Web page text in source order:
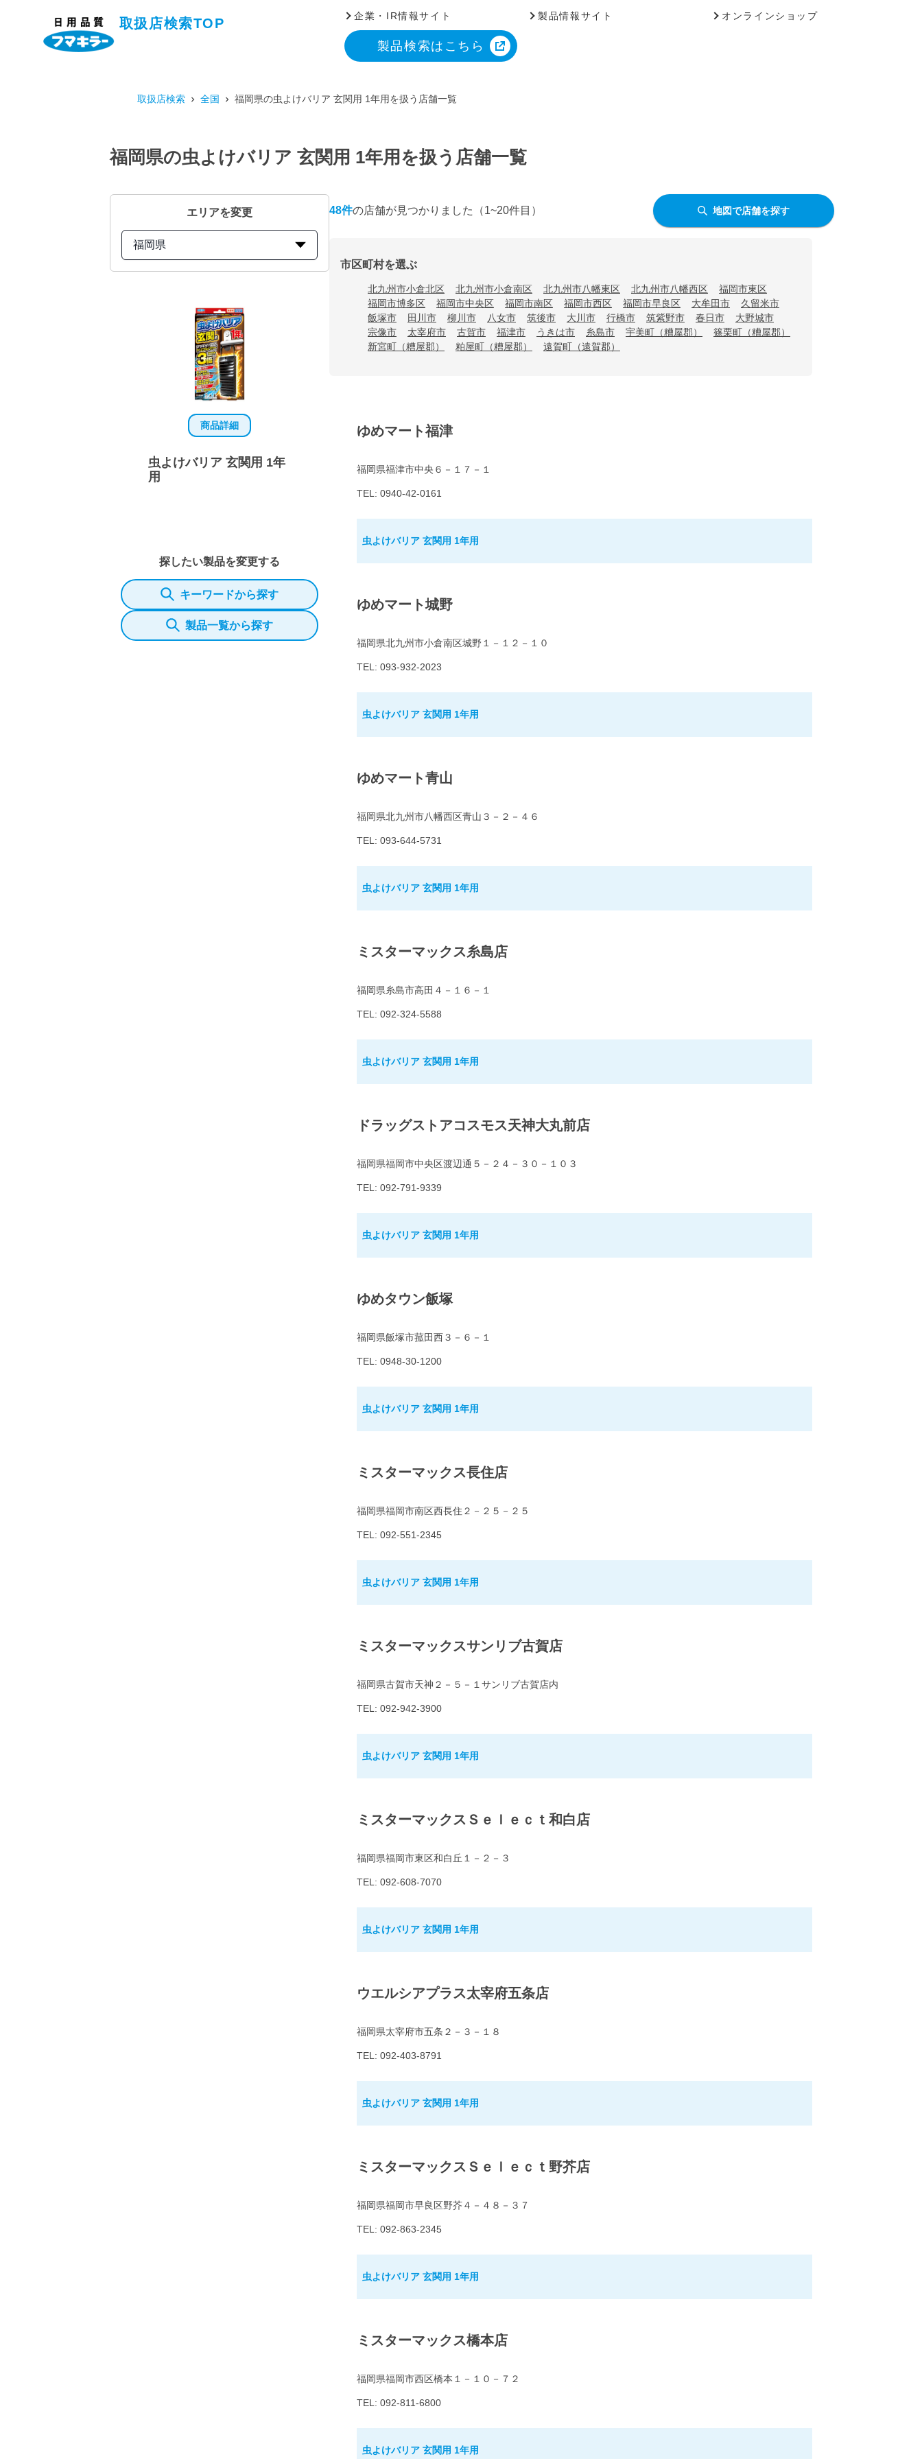
取扱店検索TOP
企業・IR情報サイト 製品情報サイト オンラインショップ
製品検索はこちら
取扱店検索 全国 福岡県の虫よけバリア 玄関用 1年用を扱う店舗一覧
福岡県の虫よけバリア 玄関用 1年用を扱う店舗一覧
エリアを変更
福岡県
商品詳細
虫よけバリア 玄関用 1年
用
探したい製品を変更する
キーワードから探す
製品一覧から探す
48件の店舗が見つかりました （1~20件目） 地図で店舗を探す
市区町村を選ぶ
北九州市小倉北区 北九州市小倉南区 北九州市八幡東区 北九州市八幡西区
福岡市東区
福岡市博多区
福岡市中央区 福岡市南区 福岡市西区 福岡市早良区 大牟田市
久留米市
飯塚市
田川市 柳川市 八女市 筑後市 大川市 行橋市 筑紫野市 春日市
大野城市
宗像市
太宰府市 古賀市 福津市 うきは市 糸島市 宇美町（糟屋郡）
篠栗町（糟屋郡）
新宮町（糟屋郡）
粕屋町（糟屋郡） 遠賀町（遠賀郡）
ゆめマート福津
福岡県福津市中央６－１７－１
TEL: 0940-42-0161
虫よけバリア 玄関用 1年用
ゆめマート城野
福岡県北九州市小倉南区城野１－１２－１０
TEL: 093-932-2023
虫よけバリア 玄関用 1年用
ゆめマート青山
福岡県北九州市八幡西区青山３－２－４６
TEL: 093-644-5731
虫よけバリア 玄関用 1年用
ミスターマックス糸島店
福岡県糸島市高田４－１６－１
TEL: 092-324-5588
虫よけバリア 玄関用 1年用
ドラッグストアコスモス天神大丸前店
福岡県福岡市中央区渡辺通５－２４－３０－１０３
TEL: 092-791-9339
虫よけバリア 玄関用 1年用
ゆめタウン飯塚
福岡県飯塚市菰田西３－６－１
TEL: 0948-30-1200
虫よけバリア 玄関用 1年用
ミスターマックス長住店
福岡県福岡市南区西長住２－２５－２５
TEL: 092-551-2345
虫よけバリア 玄関用 1年用
ミスターマックスサンリブ古賀店
福岡県古賀市天神２－５－１サンリブ古賀店内
TEL: 092-942-3900
虫よけバリア 玄関用 1年用
ミスターマックスＳｅｌｅｃｔ和白店
福岡県福岡市東区和白丘１－２－３
TEL: 092-608-7070
虫よけバリア 玄関用 1年用
ウエルシアプラス太宰府五条店
福岡県太宰府市五条２－３－１８
TEL: 092-403-8791
虫よけバリア 玄関用 1年用
ミスターマックスＳｅｌｅｃｔ野芥店
福岡県福岡市早良区野芥４－４８－３７
TEL: 092-863-2345
虫よけバリア 玄関用 1年用
ミスターマックス橋本店
福岡県福岡市西区橋本１－１０－７２
TEL: 092-811-6800
虫よけバリア 玄関用 1年用